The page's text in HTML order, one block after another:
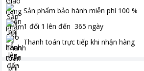
Sản phẩm bảo hành miễn phí 100 %
1 đổi 1 lên đến 365 ngày
Thanh toán trực tiếp khi nhận hàng